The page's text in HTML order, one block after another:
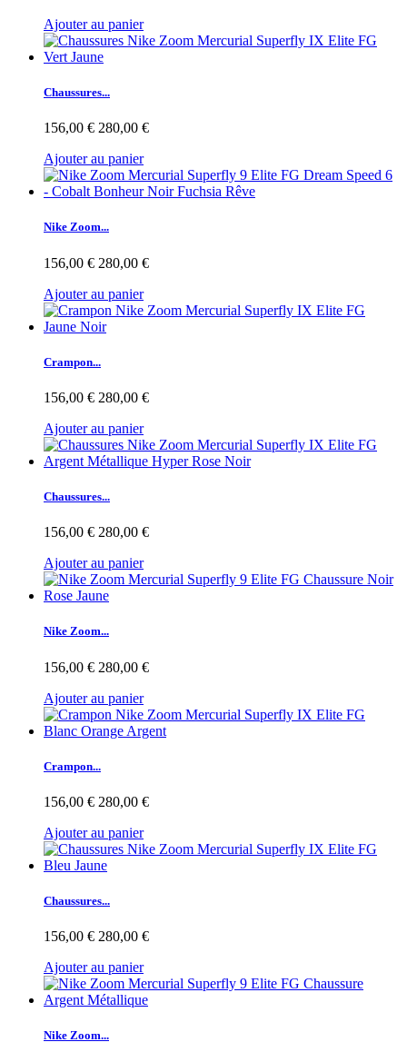
Ajouter au panier
Chaussures...
156,00 € 280,00 €
Ajouter au panier
Nike Zoom...
156,00 € 280,00 €
Ajouter au panier
Crampon...
156,00 € 280,00 €
Ajouter au panier
Chaussures...
156,00 € 280,00 €
Ajouter au panier
Nike Zoom...
156,00 € 280,00 €
Ajouter au panier
Crampon...
156,00 € 280,00 €
Ajouter au panier
Chaussures...
156,00 € 280,00 €
Ajouter au panier
Nike Zoom...